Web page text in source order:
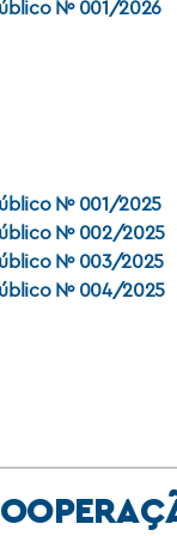
Nº 001/2026
Nº 001/2025
Nº 002/2025
Nº 003/2025
Nº 004/2025